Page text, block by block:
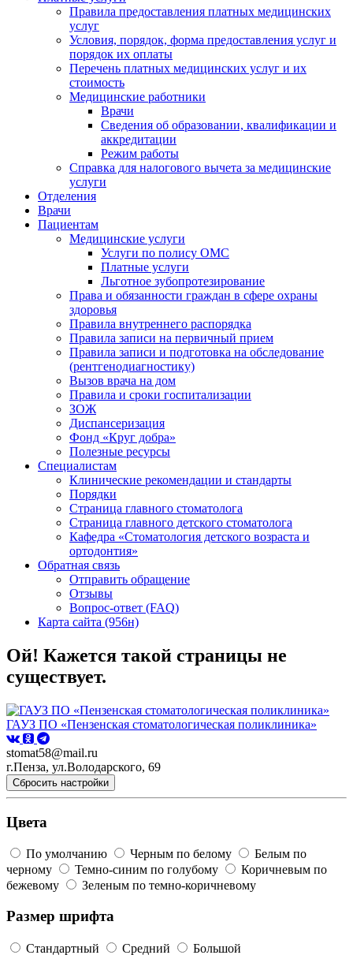
Правила предоставления платных медицинских
услуг
Условия, порядок, форма предоставления услуг и
порядок их оплаты
Перечень платных медицинских услуг и их
стоимость
Медицинские работники
Врачи
Сведения об образовании, квалификации и
аккредитации
Режим работы
Справка для налогового вычета за медицинские
услуги
Отделения
Врачи
Пациентам
Медицинские услуги
Услуги по полису ОМС
Платные услуги
Льготное зубопротезирование
Права и обязанности граждан в сфере охраны
здоровья
Правила внутреннего распорядка
Правила записи на первичный прием
Правила записи и подготовка на обследование
(рентгенодиагностику)
Вызов врача на дом
Правила и сроки госпитализации
ЗОЖ
Диспансеризация
Фонд «Круг добра»
Полезные ресурсы
Специалистам
Клинические рекомендации и стандарты
Порядки
Страница главного стоматолога
Страница главного детского стоматолога
Кафедра «Стоматология детского возраста и
ортодонтия»
Обратная связь
Отправить обращение
Отзывы
Вопрос-ответ (FAQ)
Карта сайта (956н)
Ой! Кажется такой страницы не
существует.
ГАУЗ ПО «Пензенская стоматологическая поликлиника»
stomat58@mail.ru
г.Пенза, ул.Володарского, 69
Сбросить настройки
Цвета
По умолчанию Черным по белому
Белым по
черному
Темно-синим по голубому
Коричневым по
бежевому
Зеленым по темно-коричневому
Размер шрифта
Стандартный Средний Большой